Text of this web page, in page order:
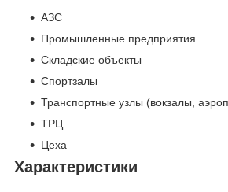
АЗС
Промышленные предприятия
Складские объекты
Спортзалы
Транспортные узлы (вокзалы,
ТРЦ
Цеха
Характеристики